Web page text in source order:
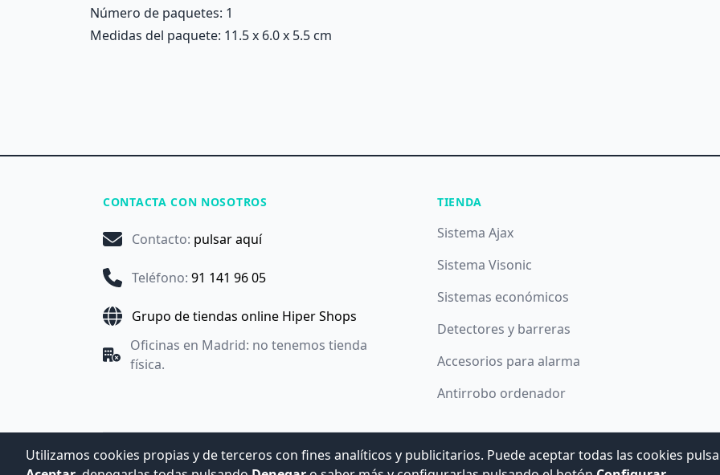
Número de paquetes: 1
Medidas del paquete: 11.5 x 6.0 x 5.5 cm
CONTACTA CON NOSOTROS
Contacto: pulsar aquí
Teléfono: 91 141 96 05
Grupo de tiendas online Hiper Shops
Oficinas en Madrid: no tenemos tienda
física.
TIENDA
Sistema Ajax
Sistema Visonic
Sistemas económicos
Detectores y barreras
Accesorios para alarma
Antirrobo ordenador
© 2008 -2026 Hogar Digital e Inmótica Ingenieros, S.L.
Utilizamos cookies propias y de terceros con fines analíticos y publicitarios. Puede aceptar todas las cookies